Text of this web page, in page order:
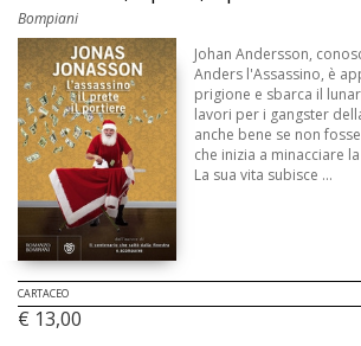
Bompiani
Johan Andersson,
Anders l'Assassino, è
prigione e sbarca il
lavori per i gangster
anche bene se non
che inizia a minacciare
La sua vita subisce ...
CARTACEO
€ 13,00